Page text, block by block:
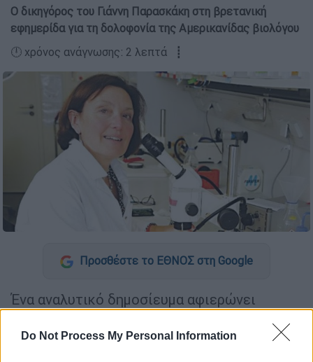
Do Not Process My Personal Information
Ο δικηγόρος του Γιάννη Παρασκάκη στη βρετανική
εφημερίδα για τη δολοφονία της Αμερικανίδας βιολόγου
🕛 χρόνος ανάγνωσης: 2 λεπτά ┋
Προσθέστε το ΕΘΝΟΣ στη Google
Ένα αναλυτικό δημοσίευμα αφιερώνει
Eaton, με το δικηγόρο του 27χρονου Γιάννη